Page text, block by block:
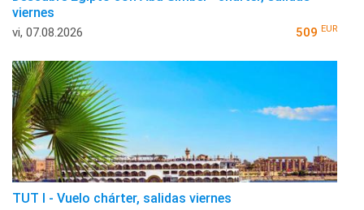
viernes
vi, 07.08.2026 509 EUR
TUT I - Vuelo chárter, salidas viernes